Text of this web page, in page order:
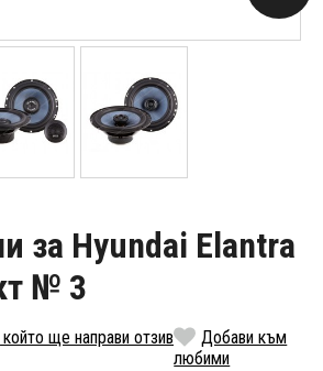
за Hyundai Elantra
№ 3
ще направи отзив
Добави към
любими